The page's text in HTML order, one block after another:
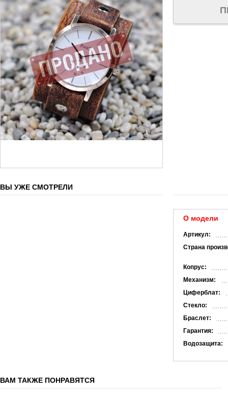
ВЫ УЖЕ СМОТРЕЛИ
О модели
Артикул:
Страна
Копрус:
Механизм:
Циферблат:
Стекло:
Браслет:
Гарантия:
Водозащита:
ВАМ ТАКЖЕ ПОНРАВЯТСЯ